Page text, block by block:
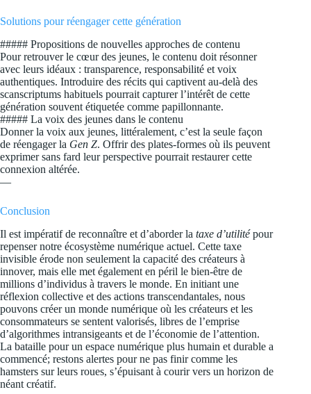
Solutions pour réengager cette génération
##### Propositions de nouvelles approches de contenu
Pour retrouver le cœur des jeunes, le contenu doit résonner
avec leurs idéaux : transparence, responsabilité et voix
authentiques. Introduire des récits qui captivent au-delà des
scanscriptums habituels pourrait capturer l’intérêt de cette
génération souvent étiquetée comme papillonnante.
##### La voix des jeunes dans le contenu
Donner la voix aux jeunes, littéralement, c’est la seule façon
de réengager la Gen Z. Offrir des plates-formes où ils peuvent
exprimer sans fard leur perspective pourrait restaurer cette
connexion altérée.
—
Conclusion
Il est impératif de reconnaître et d’aborder la taxe d’utilitépour
repenser notre écosystème numérique actuel. Cette taxe
invisible érode non seulement la capacité des créateurs à
innover, mais elle met également en péril le bien-être de
millions d’individus à travers le monde. En initiant une
réflexion collective et des actions transcendantales, nous
pouvons créer un monde numérique où les créateurs et les
consommateurs se sentent valorisés, libres de l’emprise
d’algorithmes intransigeants et de l’économie de l’attention.
La bataille pour un espace numérique plus humain et durable a
commencé; restons alertes pour ne pas finir comme les
hamsters sur leurs roues, s’épuisant à courir vers un horizon de
néant créatif.